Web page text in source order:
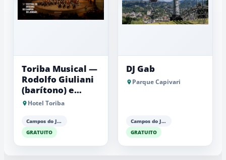
Toriba Musical —
Rodolfo Giuliani
(barítono) e
Antonio Luiz
Hotel Toriba
Campos do Jordão
GRATUITO
DJ Gab
Parque Capivari
Campos do Jordão
GRATUITO